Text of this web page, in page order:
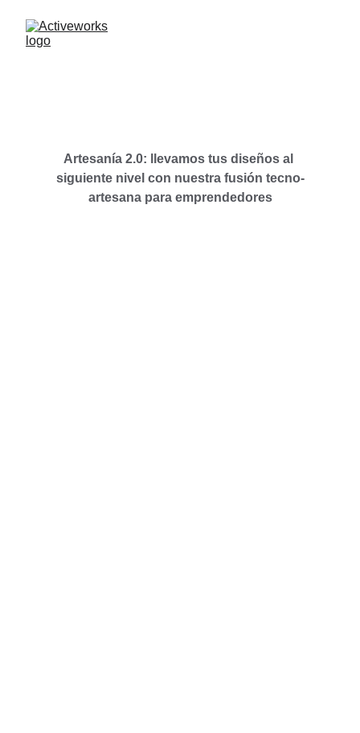
Artesanía 2.0: llevamos tus diseños al
siguiente nivel con nuestra fusión tecno-
artesana para emprendedores